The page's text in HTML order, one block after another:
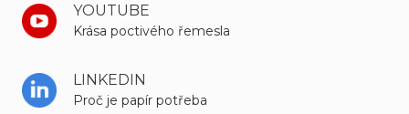
YOUTUBE
Krása poctivého řemesla
LINKEDIN
Proč je papír potřeba